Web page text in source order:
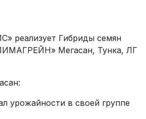
реализует Гибриды семян
Мегасан, Тунка, ЛГ
урожайности в своей группе